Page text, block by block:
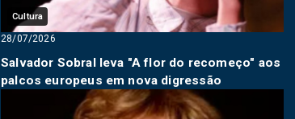
Cultura
28/07/2026
Salvador Sobral leva "A flor do recomeço" aos
palcos europeus em nova digressão